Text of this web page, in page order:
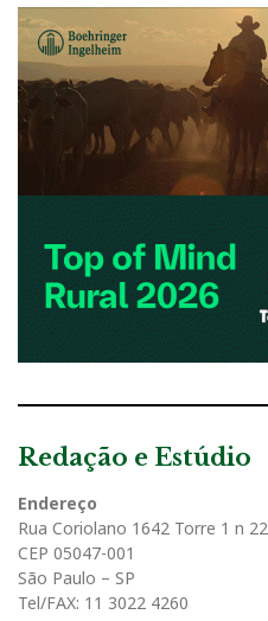
Redação e Estúdio
Endereço
Rua Coriolano 1642 Torre 1 n 22
CEP 05047-001
São Paulo – SP
Tel/FAX: 11 3022 4260